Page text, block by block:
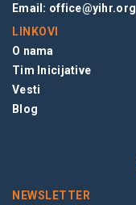
Email: office@yihr.org
LINKOVI
O nama
Tim Inicijative
Vesti
Blog
NEWSLETTER